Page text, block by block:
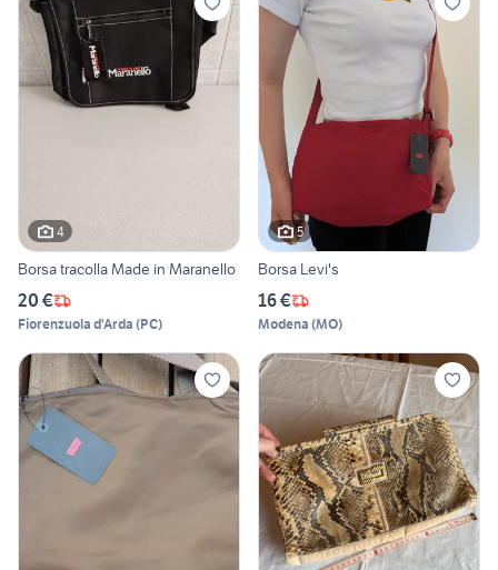
4
Borsa tracolla Made in Maranello
20 €
Fiorenzuola d'Arda (PC)
5
Borsa Levi's
16 €
Modena (MO)